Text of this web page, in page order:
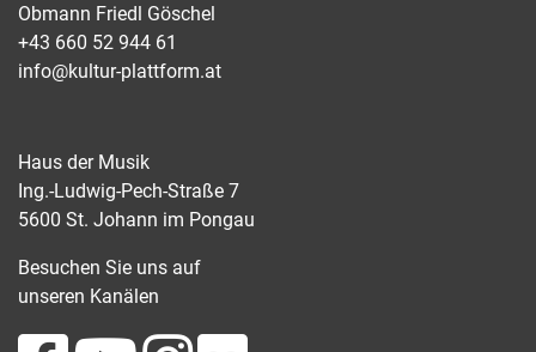
Obmann Friedl Göschel
+43 660 52 944 61
info@kultur-plattform.at
Haus der Musik
Ing.-Ludwig-Pech-Straße 7
5600 St. Johann im Pongau
Besuchen Sie uns auf
unseren Kanälen